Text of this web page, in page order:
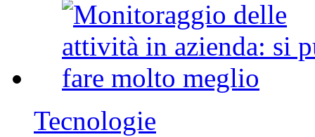
Tecnologie